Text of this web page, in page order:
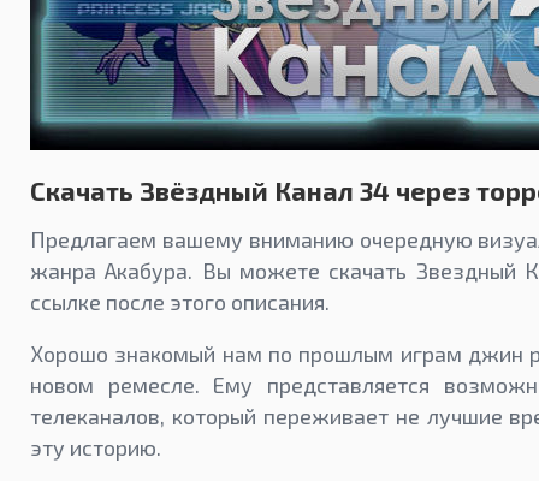
Скачать Звёздный Канал 34 через
Предлагаем вашему вниманию очередную
жанра Акабура. Вы можете скачать Звездный
ссылке после этого описания.
Хорошо знакомый нам по прошлым играм джин
новом ремесле. Ему представляется
телеканалов, который переживает не лучшие
эту историю.